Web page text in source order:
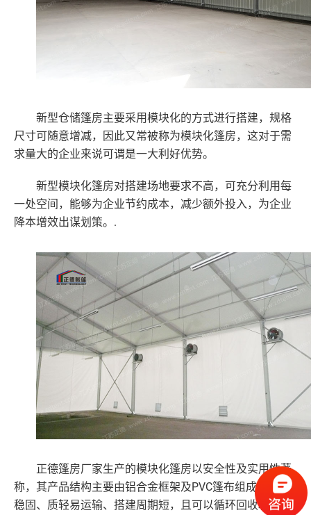
新型仓储篷房主要采用模块化的方式进行搭建，规格
尺寸可随意增减，因此又常被称为模块化篷房，这对于需
求量大的企业来说可谓是一大利好优势。
新型模块化篷房对搭建场地要求不高，可充分利用每
一处空间，能够为企业节约成本，减少额外投入，为企业
降本增效出谋划策。.
正德篷房厂家生产的模块化篷房以安全性及实用性著
称，其产品结构主要由铝合金框架及PVC篷布组成，安全
稳固、质轻易运输、搭建周期短，且可以循环回收利用，